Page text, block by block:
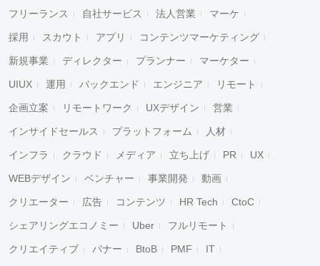
フリーランス 自社サービス 法人営業 マーケ
採用 スカウト アプリ コンテンツマーケティング
新規事業 ディレクター プランナー マーケター
UIUX 運用 バックエンド エンジニア リモート
企画立案 リモートワーク UXデザイン 営業
インサイドセールス プラットフォーム 人材
インフラ クラウド メディア 立ち上げ PR UX
WEBデザイン ベンチャー 事業開発 動画
クリエーター 広告 コンテンツ HR Tech CtoC
シェアリングエコノミー Uber フルリモート
クリエイティブ バナー BtoB PMF IT